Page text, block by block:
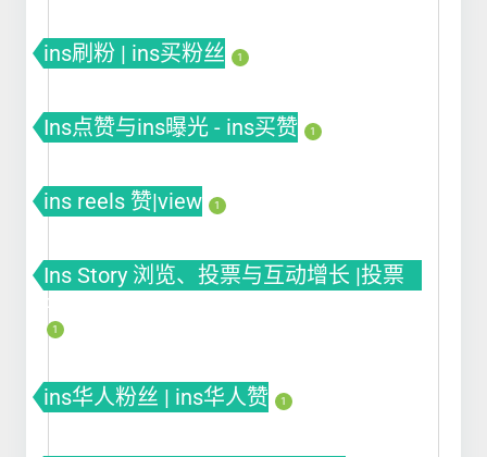
ins刷粉 | ins买粉丝 1
Ins点赞与ins曝光 - ins买赞 1
ins reels 赞|view 1
Ins Story 浏览、投票与互动增长 |投票
Poll
1
ins华人粉丝 | ins华人赞 1